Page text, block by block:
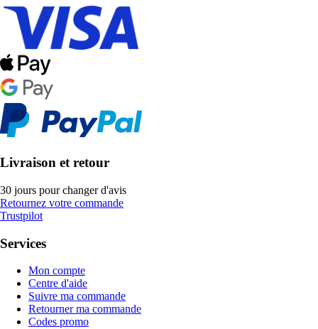
Livraison et retour
30 jours pour changer d'avis
Retournez votre commande
Trustpilot
Services
Mon compte
Centre d'aide
Suivre ma commande
Retourner ma commande
Codes promo